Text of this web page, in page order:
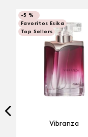
-5 %
Favoritos Esika
Top Sellers
Vibranza